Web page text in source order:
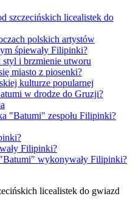
szczecińskich licealistek do
polskich artystów
śpiewały Filipinki?
i brzmienie utworu
miasto z piosenki?
kulturze popularnej
w drodze do Gruzji?
"Batumi" zespołu Filipinki?
Filipinki?
wykonywały Filipinki?
licealistek do gwiazd